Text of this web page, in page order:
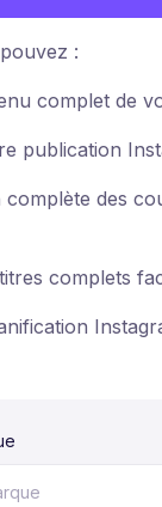
:
complet de
publication
des
complets